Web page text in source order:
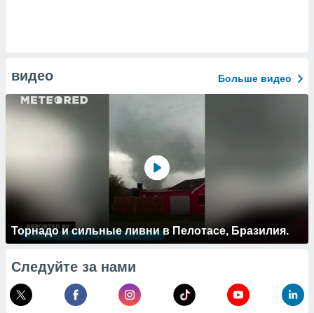
видео Больше видео
Торнадо и сильные ливни в Пелотасе, Бразилия.
Следуйте за нами